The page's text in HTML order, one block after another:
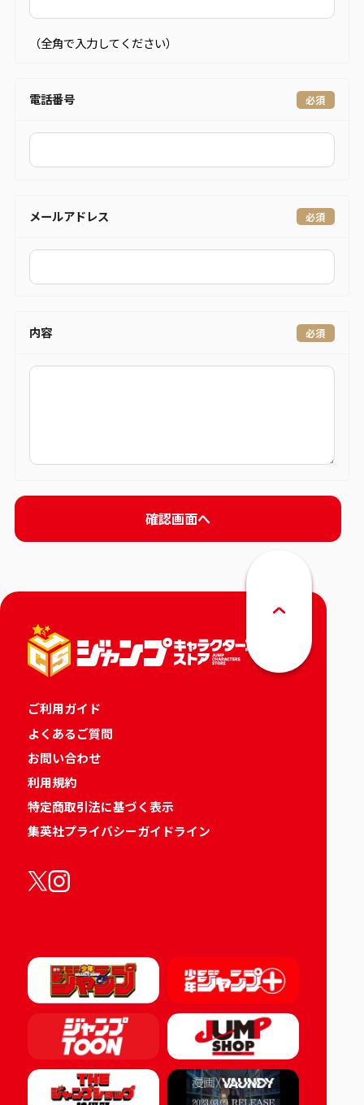
（全角で入力してください）
電話番号
メールアドレス
内容
ご利用ガイド
よくあるご質問
お問い合わせ
利用規約
特定商取引法に基づく表示
集英社プライバシーガイドライン